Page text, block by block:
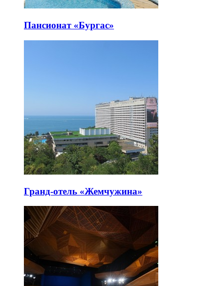
Пансионат «Бургас»
Гранд-отель «Жемчужина»